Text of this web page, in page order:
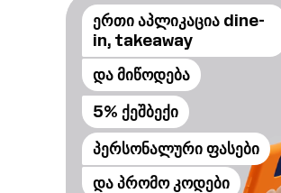
ერთი აპლიკაცია dine-
in, takeaway
და მიწოდება
5% ქეშბექი
პერსონალური ფასები
და პრომო კოდები